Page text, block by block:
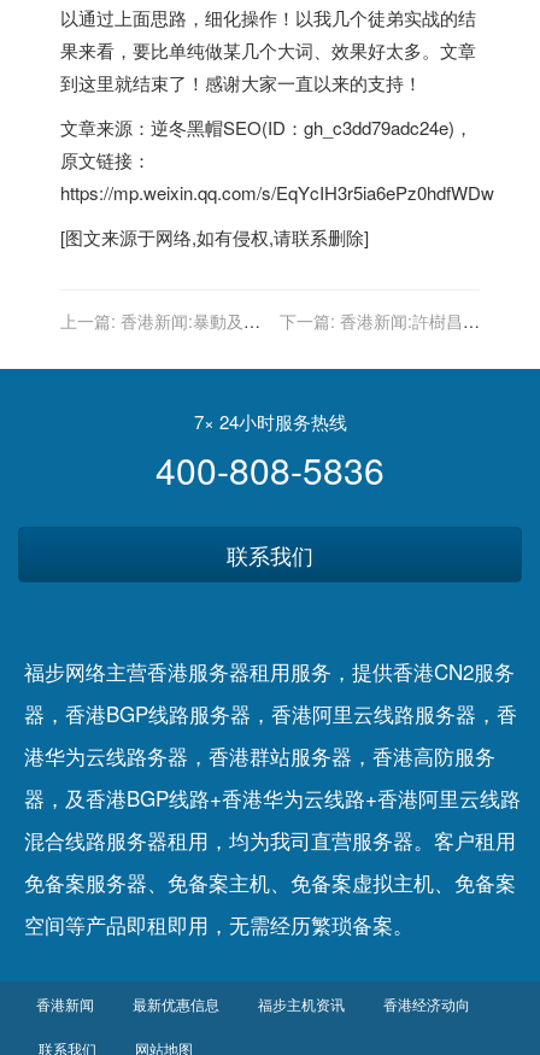
以通过上面思路，细化操作！以我几个徒弟实战的结
果来看，要比单纯做某几个大词、效果好太多。文章
到这里就结束了！感谢大家一直以来的支持！
文章来源：逆冬黑帽SEO(ID：gh_c3dd79adc24e)，
原文链接：
https://mp.weixin.qq.com/s/EqYcIH3r5ia6ePz0hdfWDw
[图文来源于网络,如有侵权,请联系删除]
上一篇: 香港新闻:暴動及藏
年9個月
下一篇: 香港新闻:許樹昌：
港有風險
7× 24小时服务热线
400-808-5836
联系我们
福步网络主营香港服务器租用服务，提供香港CN2服务
器，香港BGP线路服务器，香港阿里云线路服务器，香
港华为云线路务器，香港群站服务器，香港高防服务
器，及香港BGP线路+香港华为云线路+香港阿里云线路
混合线路服务器租用，均为我司直营服务器。客户租用
免备案服务器、 免备案主机、 免备案虚拟主机、 免备案
空间等产品即租即用，无需经历繁琐备案。
香港新闻 最新优惠信息 福步主机资讯 香港经济动向
联系我们 网站地图